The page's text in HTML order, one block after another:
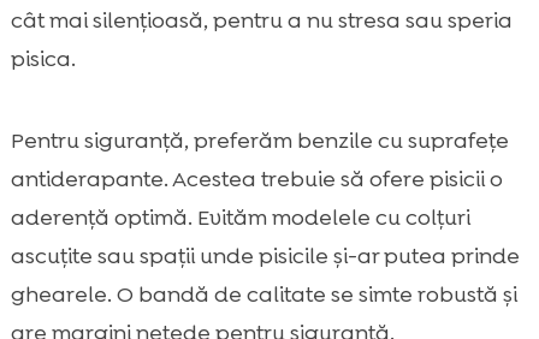
cât mai silențioasă, pentru a nu stresa sau speria
pisica.
Pentru siguranță, preferăm benzile cu suprafețe
antiderapante. Acestea trebuie să ofere pisicii o
aderență optimă. Evităm modelele cu colțuri
ascuțite sau spații unde pisicile și-ar putea prinde
ghearele. O bandă de calitate se simte robustă și
are margini netede pentru siguranță.